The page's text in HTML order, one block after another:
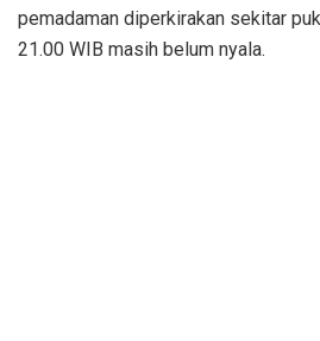
pemadaman diperkirakan sekitar
21.00 WIB masih belum nyala.